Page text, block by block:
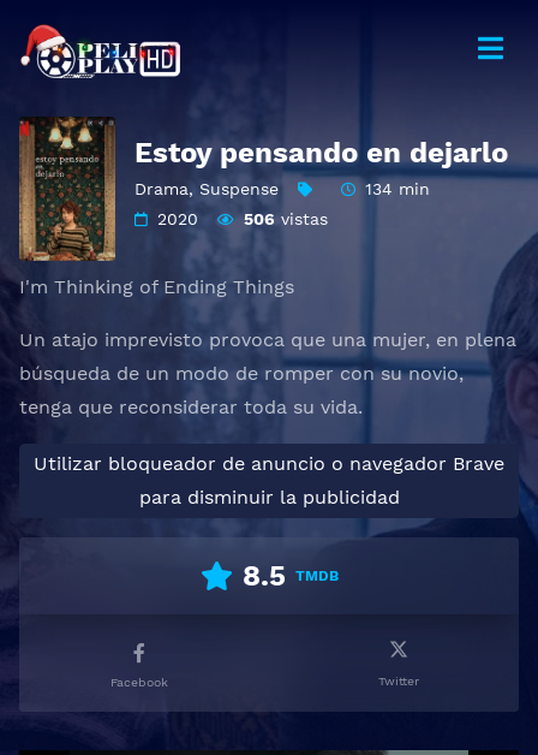
Estoy pensando en dejarlo
Drama, Suspense
134 min
2020
506 vistas
I'm Thinking of Ending Things
Un atajo imprevisto provoca que una mujer, en plena
búsqueda de un modo de romper con su novio,
tenga que reconsiderar toda su vida.
Utilizar bloqueador de anuncio o navegador Brave
para disminuir la publicidad
8.5 TMDB
Facebook Twitter